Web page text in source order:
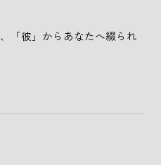
「彼」からあなたへ綴られ